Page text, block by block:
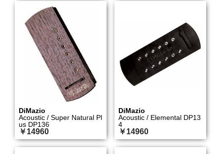
DiMazio
Acoustic / Super Natural Pl
us DP136
￥14960
DiMazio
Acoustic / Elemental DP13
4
￥14960